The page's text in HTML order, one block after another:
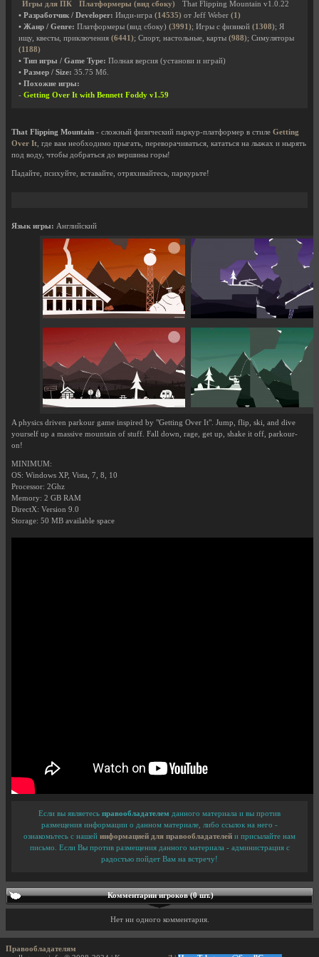
Игры для ПК
Платформеры (вид сбоку)
That Flipping Mountain v1.0.22
• Разработчик / Developer: Инди-игра (14535) от Jeff Weber (1)
• Жанр / Genre: Платформеры (вид сбоку) (3991); Игры с физикой (1308); Я
ищу, квесты, приключения (6441); Спорт, настольные, карты (988); Симуляторы
(1188)
• Тип игры / Game Type: Полная версия (установи и играй)
• Размер / Size: 35.75 Мб.
• Похожие игры:
- Getting Over It with Bennett Foddy v1.59
That Flipping Mountain - сложный физический паркур-платформер в стиле Getting
Over It, где вам необходимо прыгать, переворачиваться, кататься на лыжах и нырять
под воду, чтобы добраться до вершины горы!
Падайте, психуйте, вставайте, отряхивайтесь, паркурьте!
Язык игры: Английский
A physics driven parkour game inspired by "Getting Over It". Jump, flip, ski, and dive
yourself up a massive mountain of stuff. Fall down, rage, get up, shake it off, parkour-
on!
MINIMUM:
OS: Windows XP, Vista, 7, 8, 10
Processor: 2Ghz
Memory: 2 GB RAM
DirectX: Version 9.0
Storage: 50 MB available space
Если вы являетесь правообладателем данного материала и вы против
размещения информации о данном материале, либо ссылок на него -
ознакомьтесь с нашей информацией для правообладателей и присылайте нам
письмо. Если Вы против размещения данного материала - администрация с
радостью пойдет Вам на встречу!
Комментарии игроков (0 шт.)
Нет ни одного комментария.
Правообладателям